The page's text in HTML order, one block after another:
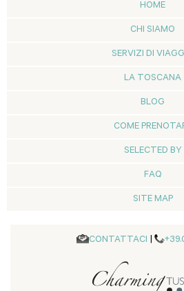
HOME
CHI SIAMO
SERVIZI DI
LA TOSCANA
BLOG
COME
SELECTED BY
FAQ
SITE MAP
CONTATTACI |